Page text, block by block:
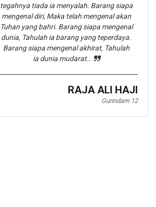
tegahnya tiada ia menyalah. Barang siapa
mengenal diri, Maka telah mengenal akan
Tuhan yang bahri. Barang siapa mengenal
dunia, Tahulah ia barang yang teperdaya.
Barang siapa mengenal akhirat, Tahulah
ia dunia mudarat..
RAJA ALI HAJI
Gurindam 12